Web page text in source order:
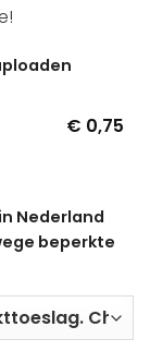
€ 0,75
Nederland
beperkte